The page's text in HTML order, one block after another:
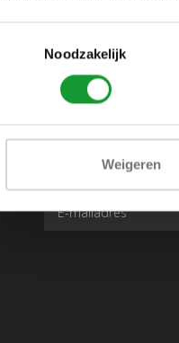
Noodzakelijk
Weigeren